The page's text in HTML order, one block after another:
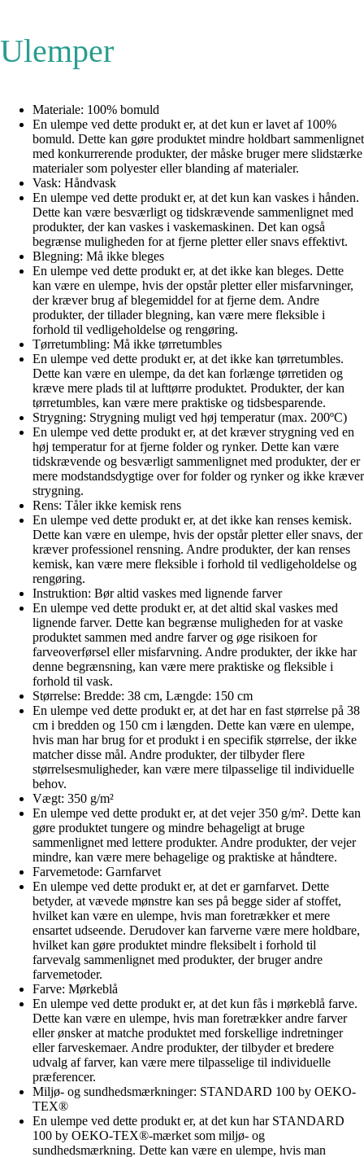
Ulemper
Materiale: 100% bomuld
En ulempe ved dette produkt er, at det kun er lavet af 100%
bomuld. Dette kan gøre produktet mindre holdbart sammenlignet
med konkurrerende produkter, der måske bruger mere slidstærke
materialer som polyester eller blanding af materialer.
Vask: Håndvask
En ulempe ved dette produkt er, at det kun kan vaskes i hånden.
Dette kan være besværligt og tidskrævende sammenlignet med
produkter, der kan vaskes i vaskemaskinen. Det kan også
begrænse muligheden for at fjerne pletter eller snavs effektivt.
Blegning: Må ikke bleges
En ulempe ved dette produkt er, at det ikke kan bleges. Dette
kan være en ulempe, hvis der opstår pletter eller misfarvninger,
der kræver brug af blegemiddel for at fjerne dem. Andre
produkter, der tillader blegning, kan være mere fleksible i
forhold til vedligeholdelse og rengøring.
Tørretumbling: Må ikke tørretumbles
En ulempe ved dette produkt er, at det ikke kan tørretumbles.
Dette kan være en ulempe, da det kan forlænge tørretiden og
kræve mere plads til at lufttørre produktet. Produkter, der kan
tørretumbles, kan være mere praktiske og tidsbesparende.
Strygning: Strygning muligt ved høj temperatur (max. 200ºC)
En ulempe ved dette produkt er, at det kræver strygning ved en
høj temperatur for at fjerne folder og rynker. Dette kan være
tidskrævende og besværligt sammenlignet med produkter, der er
mere modstandsdygtige over for folder og rynker og ikke kræver
strygning.
Rens: Tåler ikke kemisk rens
En ulempe ved dette produkt er, at det ikke kan renses kemisk.
Dette kan være en ulempe, hvis der opstår pletter eller snavs, der
kræver professionel rensning. Andre produkter, der kan renses
kemisk, kan være mere fleksible i forhold til vedligeholdelse og
rengøring.
Instruktion: Bør altid vaskes med lignende farver
En ulempe ved dette produkt er, at det altid skal vaskes med
lignende farver. Dette kan begrænse muligheden for at vaske
produktet sammen med andre farver og øge risikoen for
farveoverførsel eller misfarvning. Andre produkter, der ikke har
denne begrænsning, kan være mere praktiske og fleksible i
forhold til vask.
Størrelse: Bredde: 38 cm, Længde: 150 cm
En ulempe ved dette produkt er, at det har en fast størrelse på 38
cm i bredden og 150 cm i længden. Dette kan være en ulempe,
hvis man har brug for et produkt i en specifik størrelse, der ikke
matcher disse mål. Andre produkter, der tilbyder flere
størrelsesmuligheder, kan være mere tilpasselige til individuelle
behov.
Vægt: 350 g/m²
En ulempe ved dette produkt er, at det vejer 350 g/m². Dette kan
gøre produktet tungere og mindre behageligt at bruge
sammenlignet med lettere produkter. Andre produkter, der vejer
mindre, kan være mere behagelige og praktiske at håndtere.
Farvemetode: Garnfarvet
En ulempe ved dette produkt er, at det er garnfarvet. Dette
betyder, at vævede mønstre kan ses på begge sider af stoffet,
hvilket kan være en ulempe, hvis man foretrækker et mere
ensartet udseende. Derudover kan farverne være mere holdbare,
hvilket kan gøre produktet mindre fleksibelt i forhold til
farvevalg sammenlignet med produkter, der bruger andre
farvemetoder.
Farve: Mørkeblå
En ulempe ved dette produkt er, at det kun fås i mørkeblå farve.
Dette kan være en ulempe, hvis man foretrækker andre farver
eller ønsker at matche produktet med forskellige indretninger
eller farveskemaer. Andre produkter, der tilbyder et bredere
udvalg af farver, kan være mere tilpasselige til individuelle
præferencer.
Miljø- og sundhedsmærkninger: STANDARD 100 by OEKO-
TEX®
En ulempe ved dette produkt er, at det kun har STANDARD
100 by OEKO-TEX®-mærket som miljø- og
sundhedsmærkning. Dette kan være en ulempe, hvis man